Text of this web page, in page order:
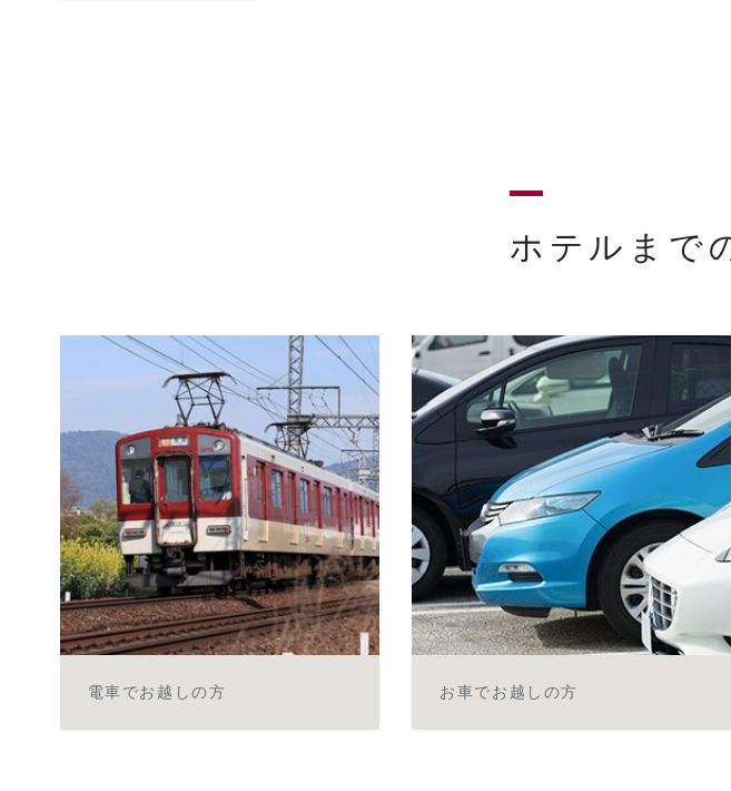
ホテルまで
電車でお越しの方 お車でお越しの方